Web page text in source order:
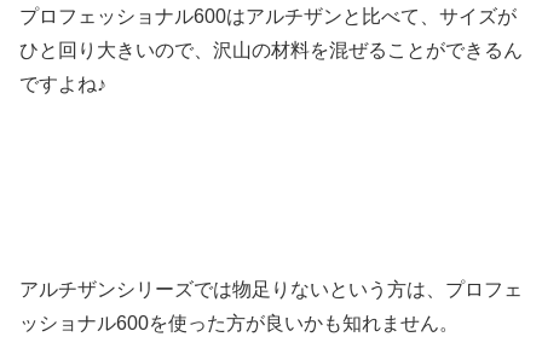
プロフェッショナル600はアルチザンと比べて、サイズが
ひと回り大きいので、沢山の材料を混ぜることができるん
ですよね♪
アルチザンシリーズでは物足りないという方は、プロフェ
ッショナル600を使った方が良いかも知れません。